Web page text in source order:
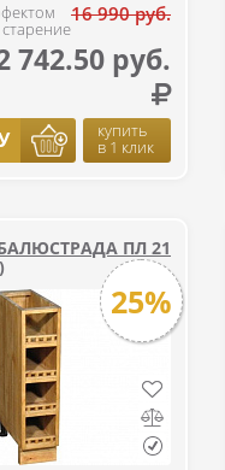
старение
16 990 руб.
742.50 руб.
купить
в 1 клик
ПЛ 21
25%